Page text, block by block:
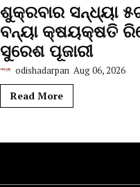
ଶୁକ୍ରବାର ସନ୍ଧ୍ୟା
ବନ୍ୟା କ୍ଷୟକ୍ଷତି
ସୁରେଶ ପୂଜାରୀ
odishadarpan Aug 06, 2026
Read More